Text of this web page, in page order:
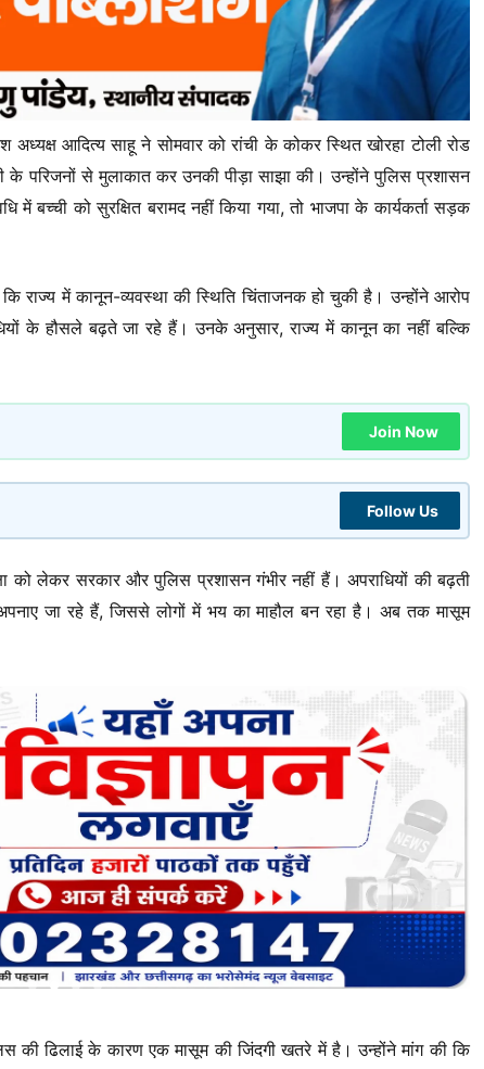
अध्यक्ष आदित्य साहू ने सोमवार को रांची के कोकर स्थित खोरहा टोली रोड
परिजनों से मुलाकात कर उनकी पीड़ा साझा की। उन्होंने पुलिस प्रशासन
बच्ची को सुरक्षित बरामद नहीं किया गया, तो भाजपा के कार्यकर्ता सड़क
राज्य में कानून-व्यवस्था की स्थिति चिंताजनक हो चुकी है। उन्होंने आरोप
के हौसले बढ़ते जा रहे हैं। उनके अनुसार, राज्य में कानून का नहीं बल्कि
Join Now
Follow Us
को लेकर सरकार और पुलिस प्रशासन गंभीर नहीं हैं। अपराधियों की बढ़ती
जा रहे हैं, जिससे लोगों में भय का माहौल बन रहा है। अब तक मासूम
की ढिलाई के कारण एक मासूम की जिंदगी खतरे में है। उन्होंने मांग की कि